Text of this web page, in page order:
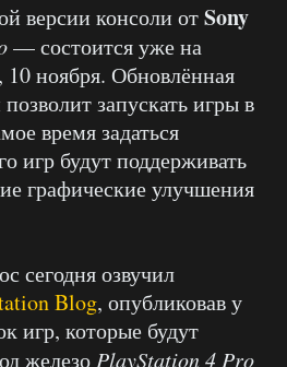
версии консоли отSony
— состоится уже на
ноября. Обновлённая
запускать игры в
время задаться
игр будут поддерживать
графические улучшения
сегодня озвучил
Blog, опубликовав у
игр, которые будут
железоPlayStation4Pro